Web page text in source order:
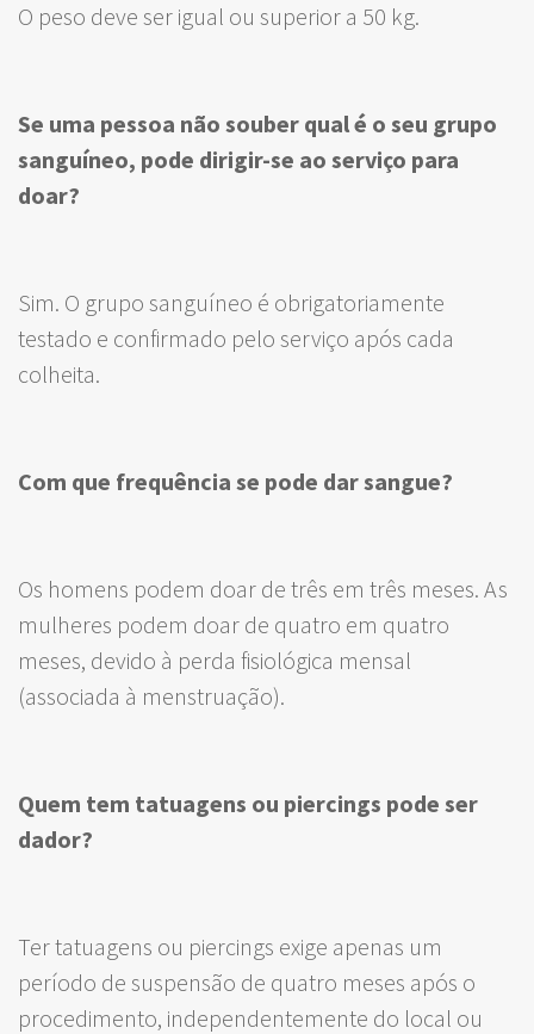
O peso deve ser igual ou superior a 50 kg.
Se uma pessoa não souber qual é o seu grupo
sanguíneo, pode dirigir-se ao serviço para
doar?
Sim. O grupo sanguíneo é obrigatoriamente
testado e confirmado pelo serviço após cada
colheita.
Com que frequência se pode dar sangue?
Os homens podem doar de três em três meses. As
mulheres podem doar de quatro em quatro
meses, devido à perda fisiológica mensal
(associada à menstruação).
Quem tem tatuagens ou piercings pode ser
dador?
Ter tatuagens ou piercings exige apenas um
período de suspensão de quatro meses após o
procedimento, independentemente do local ou